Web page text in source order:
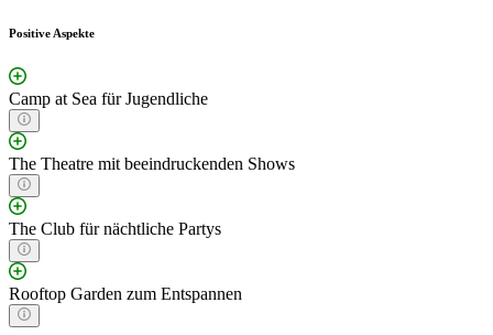
Positive Aspekte
Camp at Sea für Jugendliche
The Theatre mit beeindruckenden Shows
The Club für nächtliche Partys
Rooftop Garden zum Entspannen